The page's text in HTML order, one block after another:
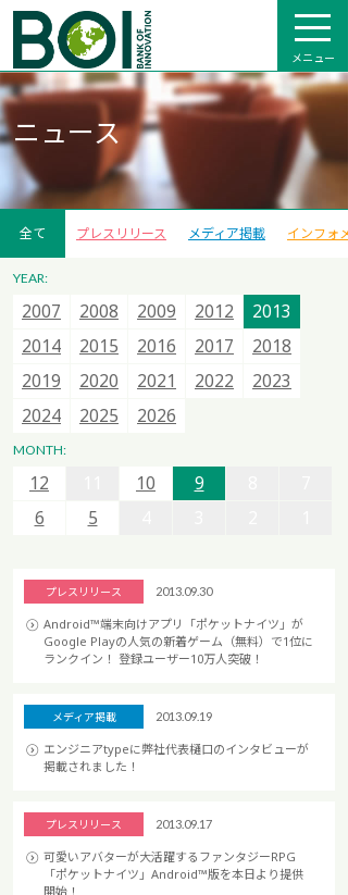
メニュー
ニュース
全て プレスリリース メディア掲載 インフォ
YEAR:
2007 2008 2009 2012
2013
2014
2015 2016 2017
2018
2019
2020 2021 2022
2023
2024
2025 2026
MONTH:
12 10 9
6
5
2007 2008 2009 2012
2013
2014
2015 2016 2017
2018
2019
2020 2021 2022
2023
2024
2025 2026
12 10 9
6
5
2007 2008 2013 2014 2015
12 11 10 9 8
6
5 4
2015 2016 2017 2018
2020
2021
2022 2023 2024
2025
2026
12
6
4 3
プレスリリース 2013.09.30
Android™端末向けアプリ「ポケットナイツ」が
Google Playの人気の新着ゲーム（無料）で1位に
ランクイン！ 登録ユーザー10万人突破！
メディア掲載 2013.09.19
エンジニアtypeに弊社代表樋口のインタビューが
掲載されました！
プレスリリース 2013.09.17
可愛いアバターが大活躍するファンタジーRPG
「ポケットナイツ」Android™版を本日より提供
開始！